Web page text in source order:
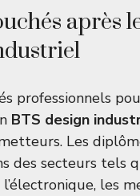
après
professionnels
BTS design
Les
des secteurs tels
l’électronique, les